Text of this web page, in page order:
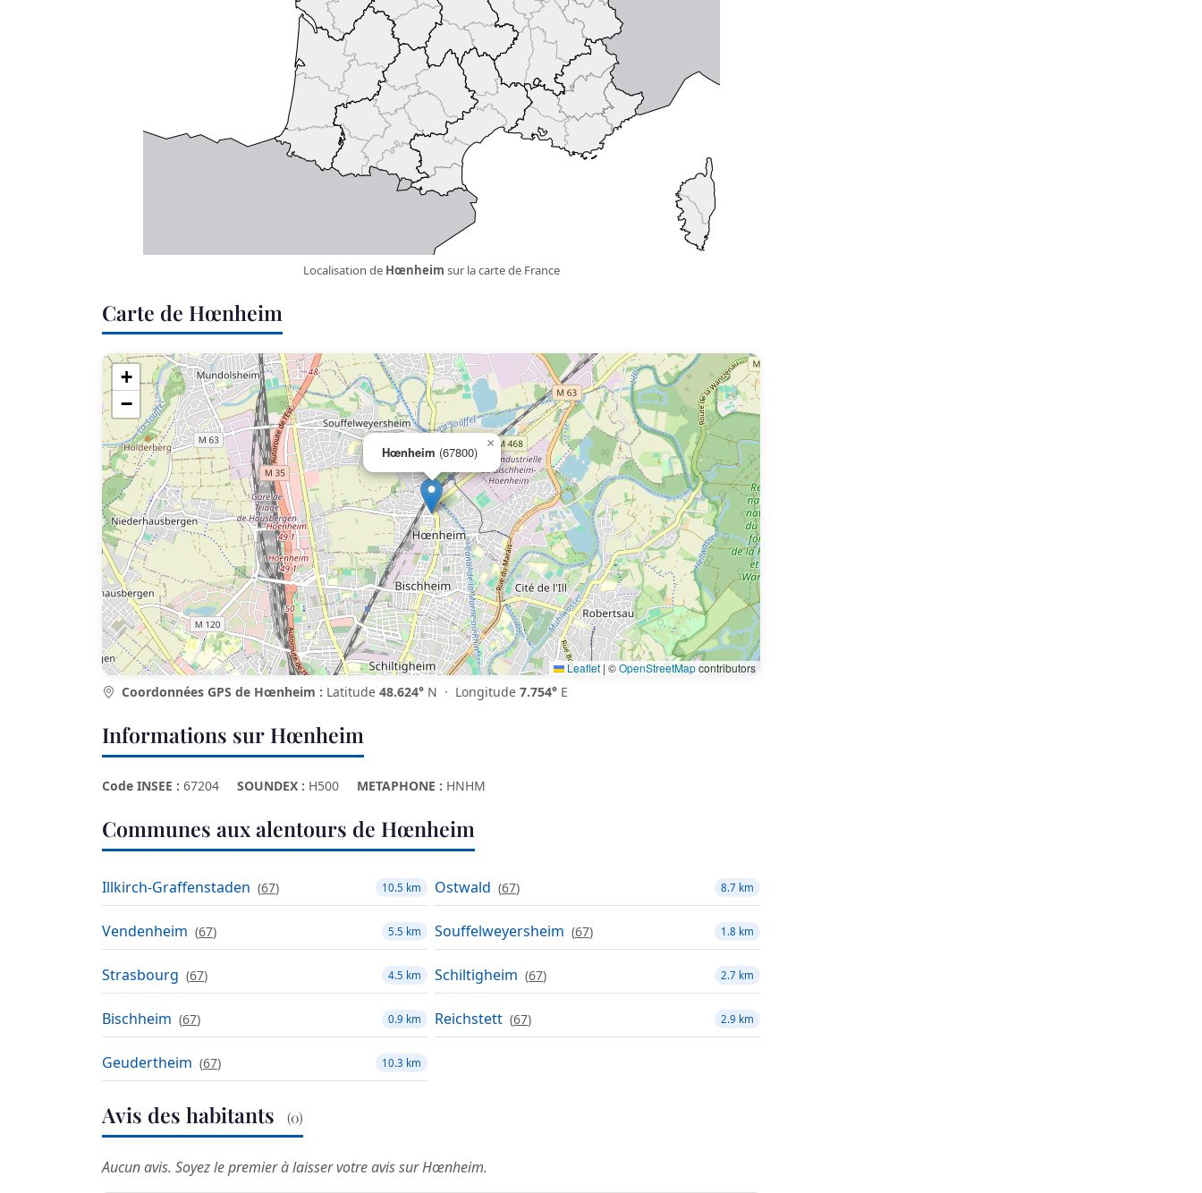
Localisation de Hœnheim sur la carte de France
Carte de Hœnheim
Hœnheim (67800)
×
+
−
Leaflet | ©OpenStreetMapcontributors
Coordonnées GPS de Hœnheim : Latitude 48.624° N · Longitude 7.754° E
Informations sur Hœnheim
Code INSEE : 67204 SOUNDEX : H500 METAPHONE : HNHM
Communes aux alentours de Hœnheim
Illkirch-Graffenstaden (67) 10.5 km Ostwald (67) 8.7 km
Vendenheim (67) 5.5 km Souffelweyersheim (67) 1.8 km
Strasbourg (67) 4.5 km Schiltigheim (67) 2.7 km
Bischheim (67) 0.9 km Reichstett (67) 2.9 km
Geudertheim (67) 10.3 km
Avis des habitants (0)
Aucun avis. Soyez le premier à laisser votre avis sur Hœnheim.